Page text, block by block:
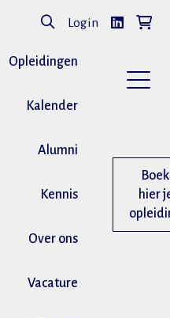
Login
Opleidingen
Kalender
Alumni
Kennis
Over ons
Vacature
Boek
hier